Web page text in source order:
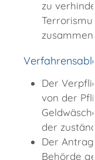
zu
Der
von der
der
Der Antrag
Behörde